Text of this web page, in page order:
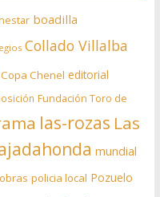
boadilla
Collado Villalba
Copa Chenel editorial
Fundación Toro de
las-rozas Las
mundial
obras policia local Pozuelo